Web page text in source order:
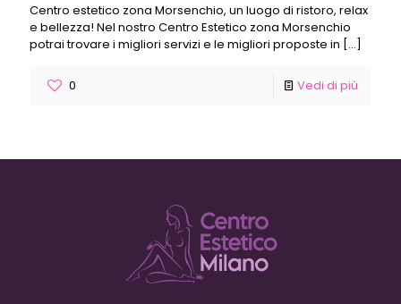
Centro estetico zona Morsenchio, un luogo di ristoro, relax
e bellezza! Nel nostro Centro Estetico zona Morsenchio
potrai trovare i migliori servizi e le migliori proposte in […]
0 Vedi di più